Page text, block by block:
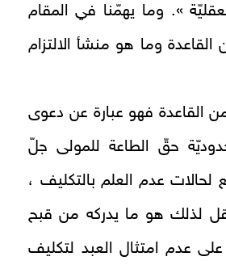
». وما يهمّنا في المقام
القاعدة وما هو منشأ الالتزام
القاعدة فهو عبارة عن دعوى
حقّ الطاعة للمولى جلّ
لحالات عدم العلم بالتكليف ،
لذلك هو ما يدركه من قبح
على عدم امتثال العبد لتكليف